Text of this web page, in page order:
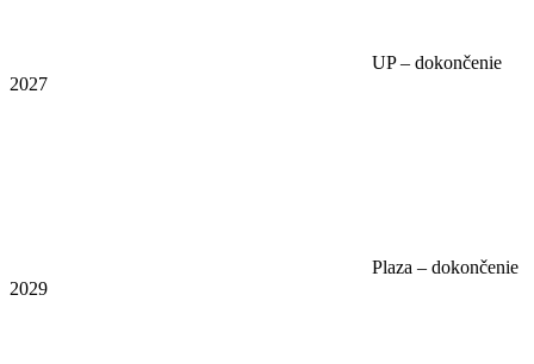
UP – dokončenie
2027
Plaza – dokončenie
2029